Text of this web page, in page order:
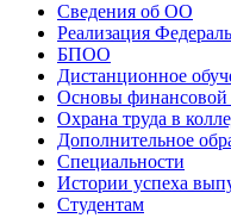
Сведения об ОО
Реализация
БПОО
Дистанционное
Основы финансовой
Охрана труда в
Дополнительное
Специальности
Истории успеха
Студентам